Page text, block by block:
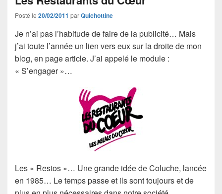
Posté le 20/02/2011 parQuichottine
Je n’ai pas l’habitude de faire de la publicité… Mais
j’ai toute l’année un lien vers eux sur la droite de mon
blog, en page article. J’ai appelé le module :
« S’engager »…
Les « Restos »… Une grande idée de Coluche, lancée
en 1985… Le temps passe et ils sont toujours et de